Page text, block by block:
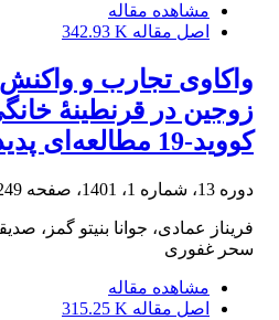
مشاهده مقاله
اصل مقاله 342.93 K
واکاوی تجارب و
زوجین در قرنطینۀ
کووید-19 مطالعه‌ای پدیدارشناسانه
دوره 13، شماره 1، 1401، صفحه 269
فریناز عمادی، جوانا بنیتو گمز،
سحر غفوری
مشاهده مقاله
اصل مقاله 315.25 K